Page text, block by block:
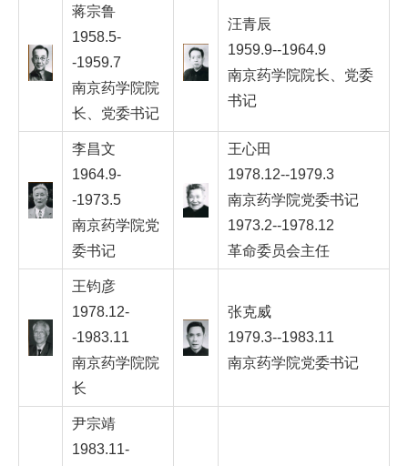
蒋宗鲁
1958.5-
-1959.7
南京药学院院
长、党委书记
汪青辰
1959.9--1964.9
南京药学院院长、党委
书记
李昌文
1964.9-
-1973.5
南京药学院党
委书记
王心田
1978.12--1979.3
南京药学院党委书记
1973.2--1978.12
革命委员会主任
王钧彦
1978.12-
-1983.11
南京药学院院
长
张克威
1979.3--1983.11
南京药学院党委书记
尹宗靖
1983.11-